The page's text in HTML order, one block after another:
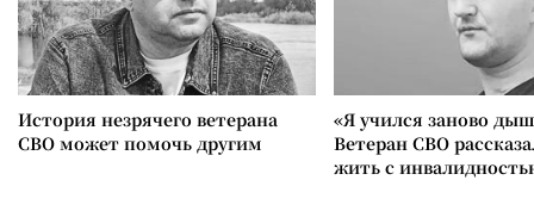
История незрячего ветерана
СВО может помочь другим
«Я учился заново
Ветеран СВО
жить с